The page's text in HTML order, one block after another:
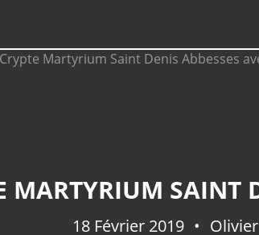
18 Février 2019 Olivier